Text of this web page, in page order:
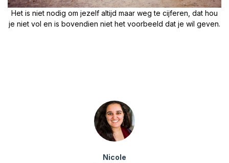
Het is niet nodig om jezelf altijd maar weg te cijferen, dat hou
je niet vol en is bovendien niet het voorbeeld dat je wil geven.
Nicole